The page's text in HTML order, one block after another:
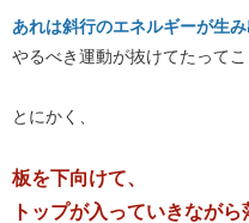
あれは斜行のエネルギーが生
やるべき運動が抜けてたってこ
とにかく、
板を下向けて、
トップが入っていきながら